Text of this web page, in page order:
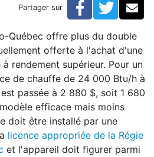
pour les thermopompes
Partager sur Facebook
Québec offre plus du double
offerte à l'achat d'une
rendement supérieur. Pour un
de chauffe de 24 000 Btu/h à
passée à 2 880 $, soit 1 680
efficace mais moins
doit être installé par une
licence appropriée de la Régie
et l'appareil doit figurer parmi